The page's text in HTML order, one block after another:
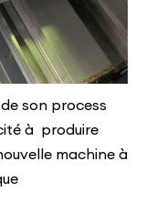
son process
à produire
machine à